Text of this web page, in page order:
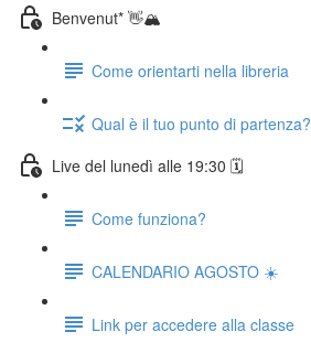
Benvenut* 👋🏔️
Come orientarti nella libreria
Qual è il tuo punto di partenza?
Live del lunedì alle 19:30 🗓️
Come funziona?
CALENDARIO AGOSTO ☀️
Link per accedere alla classe